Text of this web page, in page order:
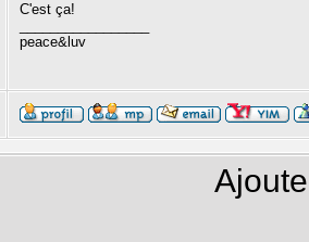
C'est ça!
peace&luv